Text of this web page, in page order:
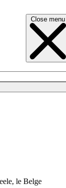
Close menu
le Belge